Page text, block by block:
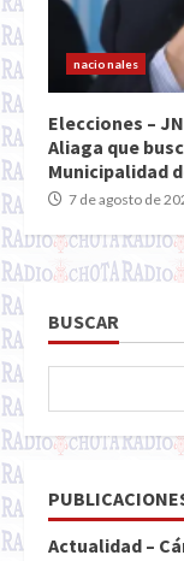
nacionales
Elecciones –
Aliaga que
Municipalidad
7 de agosto de
BUSCAR
Actualidad –